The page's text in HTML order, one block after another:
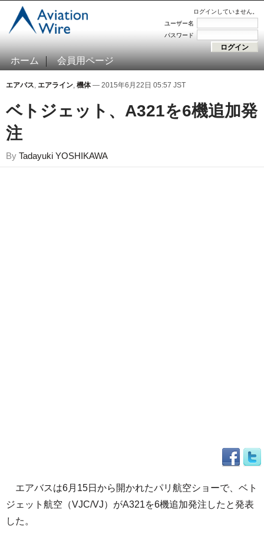
ログインしていません。
ユーザー名
パスワード
ホーム 会員用ページ
エアバス, エアライン, 機体— 2015年6月22日 05:57 JST
ベトジェット、A321を6機追加発
注
By Tadayuki YOSHIKAWA
エアバスは6月15日から開かれたパリ航空ショーで、ベト
ジェット航空（VJC/VJ）がA321を6機追加発注したと発表
した。